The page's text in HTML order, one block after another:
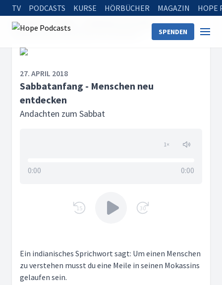
TV PODCASTS KURSE HÖRBÜCHER MAGAZIN HOPE
SPENDEN
Startseite
Andachten zum Sabbat
Sabbatanfang - Menschen neu entdecken
27. APRIL 2018
Sabbatanfang - Menschen neu
entdecken
Andachten zum Sabbat
1×
0:00 0:00
15 30
Ein indianisches Sprichwort sagt: Um einen Menschen
zu verstehen musst du eine Meile in seinen Mokassins
gelaufen sein.